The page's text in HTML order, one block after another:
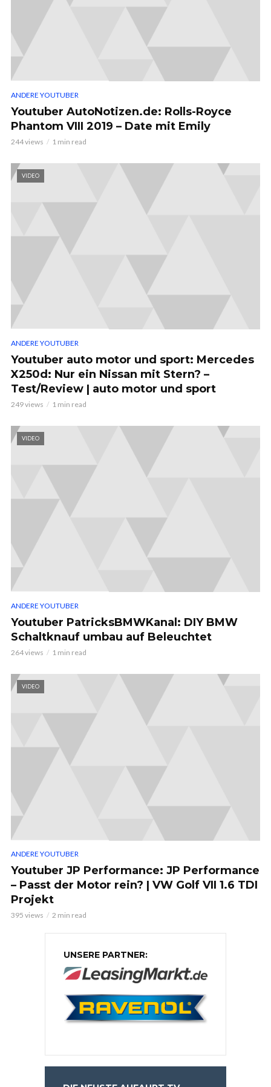
ANDERE YOUTUBER
Youtuber AutoNotizen.de: Rolls-Royce
Phantom VIII 2019 – Date mit Emily
244 views 1 min read
VIDEO
ANDERE YOUTUBER
Youtuber auto motor und sport: Mercedes
X250d: Nur ein Nissan mit Stern? –
Test/Review | auto motor und sport
249 views 1 min read
VIDEO
ANDERE YOUTUBER
Youtuber PatricksBMWKanal: DIY BMW
Schaltknauf umbau auf Beleuchtet
264 views 1 min read
VIDEO
ANDERE YOUTUBER
Youtuber JP Performance: JP Performance
– Passt der Motor rein? | VW Golf VII 1.6 TDI
Projekt
395 views 2 min read
UNSERE PARTNER: